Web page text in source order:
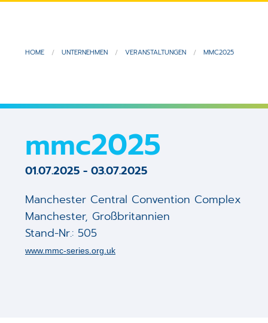
STEM Counting
Digitale Signal­verarbeitung
Magnetfelddämpfung
Detektoren (Bruker)
Software
HOME UNTERNEHMEN VERANSTALTUNGEN MMC2025
mmc2025
01.07.2025 - 03.07.2025
Manchester Central Convention Complex
Manchester, Großbritannien
Stand-Nr.: 505
www.mmc-series.org.uk